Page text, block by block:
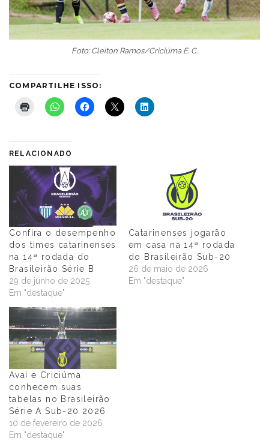
Foto: Cleiton Ramos/Criciúma E. C.
COMPARTILHE ISSO:
RELACIONADO
Confira o desempenho
dos times catarinenses
na 14ª rodada do
Brasileirão Série B
29 de junho de 2025
Em "destaque"
Catarinenses jogarão
em casa na 14ª rodada
do Brasileirão Sub-20
26 de maio de 2026
Em "destaque"
Avaí e Criciúma
conhecem suas
tabelas no Brasileirão
Série A Sub-20 2026
10 de fevereiro de 2026
Em "destaque"